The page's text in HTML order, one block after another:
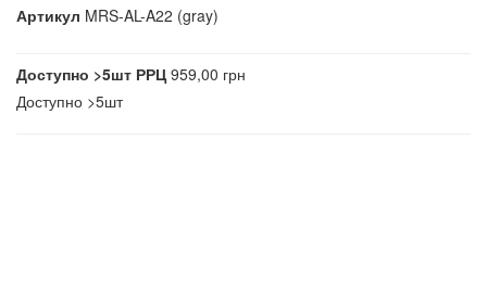
Артикул MRS-AL-A22 (gray)
Доступно >5шт РРЦ959,00 грн
Доступно >5шт